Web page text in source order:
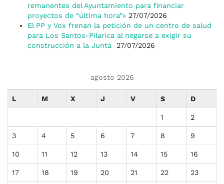
remanentes del Ayuntamiento para financiar
proyectos de “última hora”» 27/07/2026
El PP y Vox frenan la petición de un centro de salud
para Los Santos-Pilarica al negarse a exigir su
construcción a la Junta
27/07/2026
agosto 2026
L M X J V S D
1 2
3 4 5 6 7 8 9
10 11 12 13 14 15 16
17 18 19 20 21 22 23